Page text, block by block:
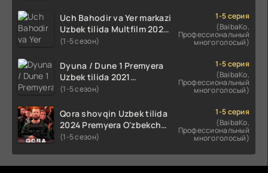
HD skachat
Uch Bahodir va Yer markazi
Uzbek tilida Multfilm 2025
tarjima HD skachat
(1-5 сезон)
1-5 серия
(BaibaKo,
Профессиональный
многоголосый)
Dyuna / Dune 1 Premyera
Uzbek tilida 2021
O'zbekcha tarjima kino HD
(1-5 сезон)
1-5 серия
(BaibaKo,
Профессиональный
многоголосый)
Qora shovqin Uzbek tilida
2024 Premyera O'zbekcha
tarjima kino HD skachat
(1-5 сезон)
1-5 серия
(BaibaKo,
Профессиональный
многоголосый)